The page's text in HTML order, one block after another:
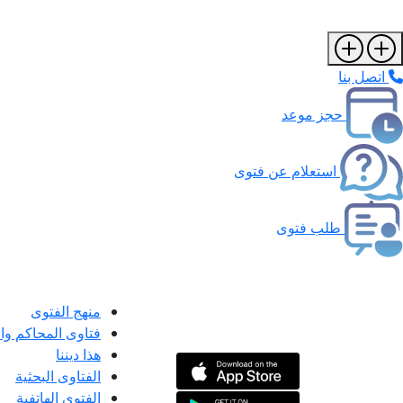
اتصل بنا
حجز موعد
استعلام عن فتوى
طلب فتوى
منهج الفتوى
فتاوى المحاكم
هذا ديننا
الفتاوى البحثية
الفتوى الهاتفية